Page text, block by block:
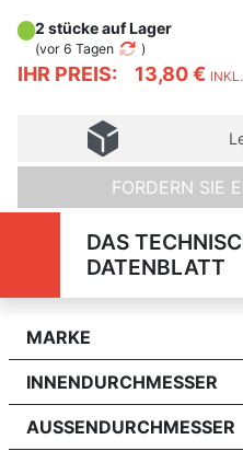
IHR PREIS: 13,80 €
2 stücke auf Lager
(vor 6 Tagen )
FORDERN SIE
DAS
DATENBLATT
MARKE
INNENDURCHMESSER
AUSSENDURCHMESSER